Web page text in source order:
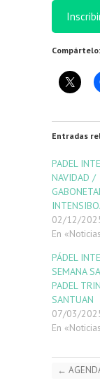
Compártelo:
Entradas
PADEL
NAVIDAD /
02/12/
En
PÁDEL
SEMANA
PADEL
SANTUAN
07/03/
En
←